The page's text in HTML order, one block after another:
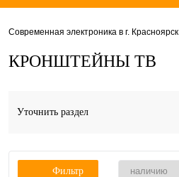
Современная электроника в г. Красноярск
КРОНШТЕЙНЫ ТВ
Уточнить раздел
Фильтр